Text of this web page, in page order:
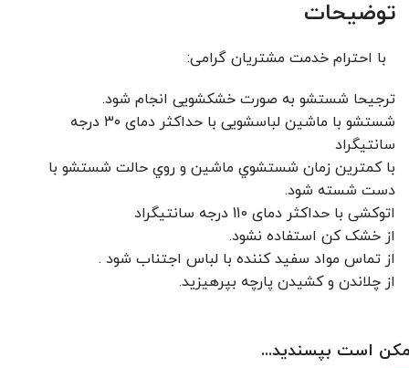
توضیحات
با احترام خدمت مشتریان گرامی:
ترجیحا شستشو به صورت خشکشویی انجام شود.
شستشو با ماشین لباسشویی با حداکثر دمای ۳۰ درجه
سانتیگراد
با کمترين زمان شستشوي ماشين و روي حالت شستشو با
دست شسته شود.
اتوکشی با حداکثر دمای 110 درجه سانتیگراد
از خشک کن استفاده نشود.
از تماس مواد سفید کننده با لباس اجتناب شود .
از چلاندن و کشيدن پارچه بپرهيزيد.
است بپسندید...